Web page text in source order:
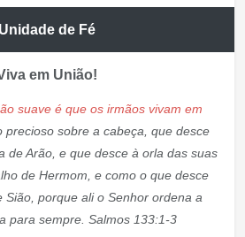
Unidade de Fé
em União!
suave é que os irmãos vivam em
precioso sobre a cabeça, que desce
de Arão, e que desce à orla das suas
de Hermom, e como o que desce
Sião, porque ali o Senhor ordena a
para sempre. Salmos 133:1-3